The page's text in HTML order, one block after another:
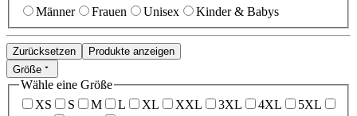
Männer
Frauen Unisex Kinder & Babys
Zurücksetzen
Produkte anzeigen
Größe
Wähle eine Größe
XS
S M L XL XXL 3XL 4XL
5XL